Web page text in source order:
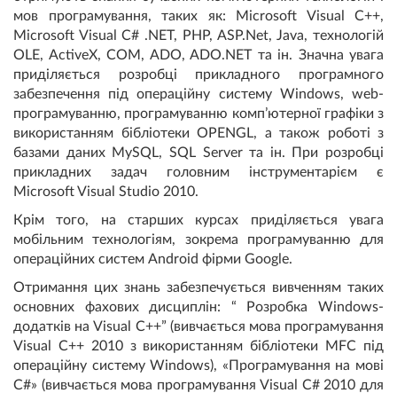
мов програмування, таких як: Microsoft Visual C++,
Microsoft Visual C# .NET, PHP, ASP.Net, Java, технологій
OLE, ActiveX, COM, ADO, ADO.NET та ін. Значна увага
приділяється розробці прикладного програмного
забезпечення під операційну систему Windows, web-
програмуванню, програмуванню комп’ютерної графіки з
використанням бібліотеки OPENGL, а також роботі з
базами даних MySQL, SQL Server та ін. При розробці
прикладних задач головним інструментарієм є
Microsoft Visual Studio 2010.
Крім того, на старших курсах приділяється увага
мобільним технологіям, зокрема програмуванню для
операційних систем Android фірми Google.
Отримання цих знань забезпечується вивченням таких
основних фахових дисциплін: “ Розробка Windows-
додатків на Visual C++” (вивчається мова програмування
Visual C++ 2010 з використанням бібліотеки MFC під
операційну систему Windows), «Програмування на мові
C#» (вивчається мова програмування Visual C# 2010 для